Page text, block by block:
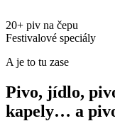
20+ piv na čepu
Festivalové speciály
A je to tu zase
Pivo, jídlo,
kapely… a